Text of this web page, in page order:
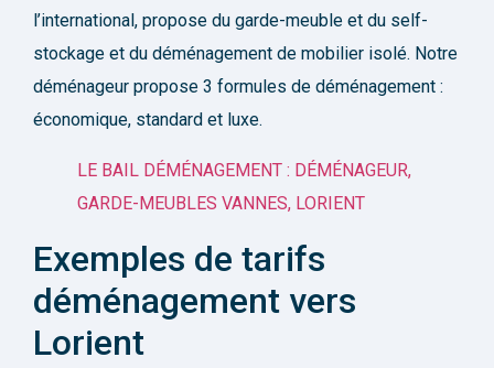
l’international, propose du garde-meuble et du self-
stockage et du déménagement de mobilier isolé. Notre
déménageur propose 3 formules de déménagement :
économique, standard et luxe.
LE BAIL DÉMÉNAGEMENT : DÉMÉNAGEUR,
GARDE-MEUBLES VANNES, LORIENT
Exemples de tarifs
déménagement vers
Lorient